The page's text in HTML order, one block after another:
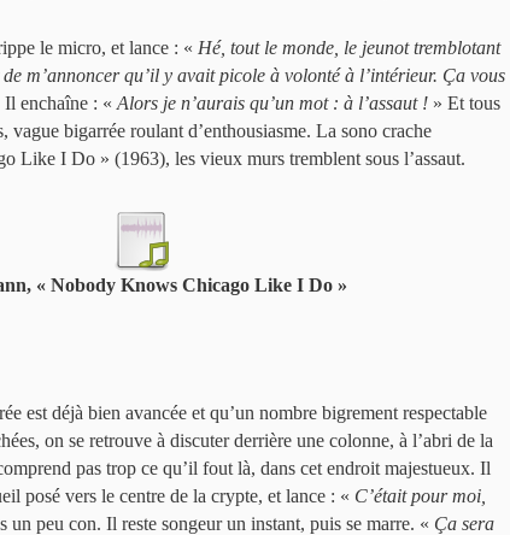
le micro, et lance : « Hé, tout le monde, le jeunot tremblotant
m’annoncer qu’il y avait picole à volonté à l’intérieur. Ça vous
enchaîne : « Alors je n’aurais qu’un mot : à l’assaut ! » Et tous
vague bigarrée roulant d’enthousiasme. La sono crache
Like I Do » (1963), les vieux murs tremblent sous l’assaut.
« Nobody Knows Chicago Like I Do »
est déjà bien avancée et qu’un nombre bigrement respectable
on se retrouve à discuter derrière une colonne, à l’abri de la
pas trop ce qu’il fout là, dans cet endroit majestueux. Il
posé vers le centre de la crypte, et lance : « C’était pour moi,
un peu con. Il reste songeur un instant, puis se marre. « Ça sera